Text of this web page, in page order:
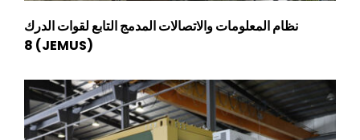
نظام المعلومات والاتصالات المدمج التابع لقوات الدرك
(JEMUS) 8